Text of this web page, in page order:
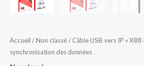
Accueil /Non classé/ Câble USB vers IP « X88
synchronisation des données